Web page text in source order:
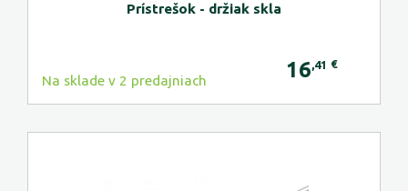
Prístrešok - držiak skla
Na sklade v 2 predajniach 16 ,41 €